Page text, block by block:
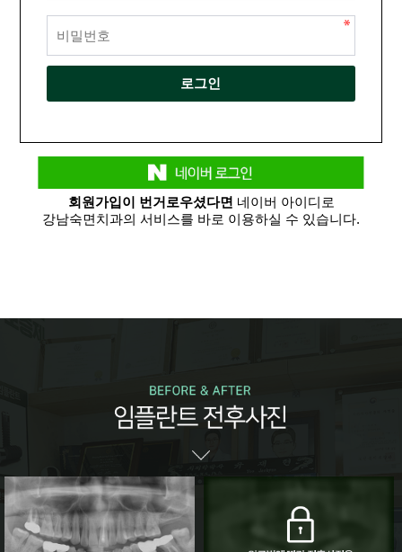
회원가입이 번거로우셨다면 네이버 아이디로
강남숙면치과의 서비스를 바로 이용하실 수 있습니다.